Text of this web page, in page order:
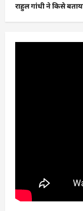
राहुल गांधी ने किसे